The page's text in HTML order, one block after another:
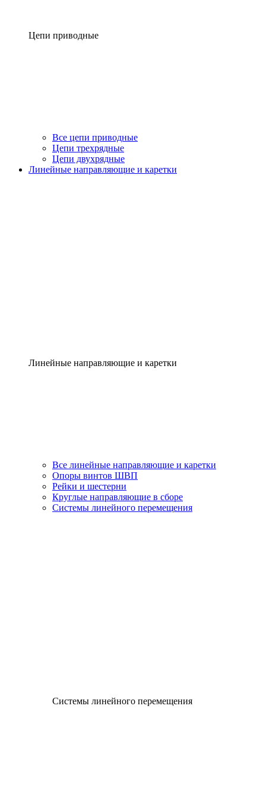
Цепи приводные
Все цепи приводные
Цепи трехрядные
Цепи двухрядные
Линейные направляющие и каретки
Линейные направляющие и каретки
Все линейные направляющие и каретки
Опоры винтов ШВП
Рейки и шестерни
Круглые направляющие в сборе
Системы линейного перемещения
Системы линейного перемещения